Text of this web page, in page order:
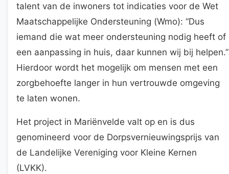
talent van de inwoners tot indicaties voor de Wet
Maatschappelijke Ondersteuning (Wmo): “Dus
iemand die wat meer ondersteuning nodig heeft of
een aanpassing in huis, daar kunnen wij bij helpen.”
Hierdoor wordt het mogelijk om mensen met een
zorgbehoefte langer in hun vertrouwde omgeving
te laten wonen.
Het project in Mariënvelde valt op en is dus
genomineerd voor de Dorpsvernieuwingsprijs van
de Landelijke Vereniging voor Kleine Kernen
(LVKK).